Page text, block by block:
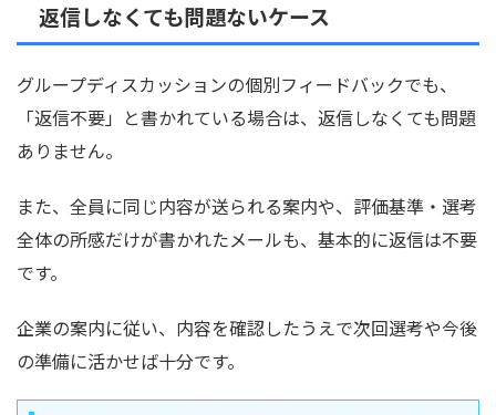
返信しなくても問題ないケース
グループディスカッションの個別フィードバックでも、
「返信不要」と書かれている場合は、返信しなくても問題
ありません。
また、全員に同じ内容が送られる案内や、評価基準・選考
全体の所感だけが書かれたメールも、基本的に返信は不要
です。
企業の案内に従い、内容を確認したうえで次回選考や今後
の準備に活かせば十分です。